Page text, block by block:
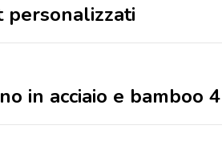
personalizzati
in acciaio e bamboo